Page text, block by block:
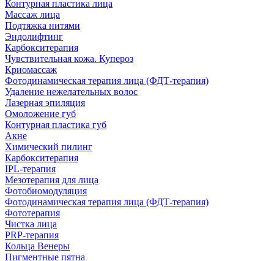
Контурная пластика лица
Массаж лица
Подтяжка нитями
Эндолифтинг
Карбокситерапия
Чувствительная кожа. Купероз
Криомассаж
Фотодинамическая терапия лица (ФДТ-терапия)
Удаление нежелательных волос
Лазерная эпиляция
Омоложение губ
Контурная пластика губ
Акне
Химический пилинг
Карбокситерапия
IPL‑терапия
Мезотерапия для лица
Фотобиомодуляция
Фотодинамическая терапия лица (ФДТ-терапия)
Фототерапия
Чистка лица
PRP-терапия
Кольца Венеры
Пигментные пятна